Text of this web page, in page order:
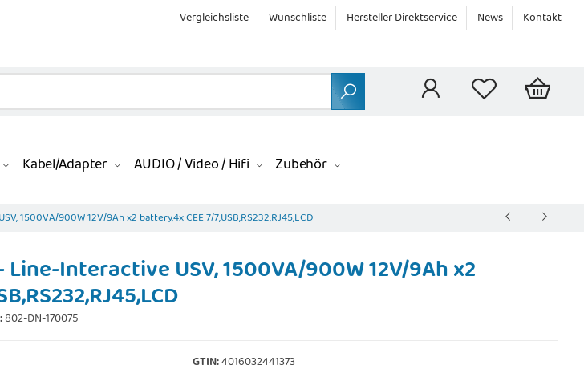
Vergleichsliste Wunschliste Hersteller Direktservice News Kontakt
Kabel/Adapter AUDIO / Video / Hifi Zubehör
1500VA/900W 12V/9Ah x2 battery,4x CEE 7/7,USB,RS232,RJ45,LCD
Line-Interactive USV, 1500VA/900W 12V/9Ah x2
802-DN-170075